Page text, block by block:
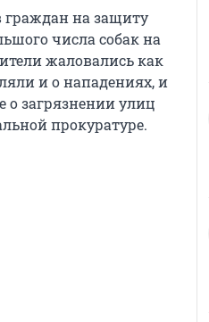
граждан на защиту
числа собак на
жаловались как
и о нападениях, и
о загрязнении улиц
прокуратуре.